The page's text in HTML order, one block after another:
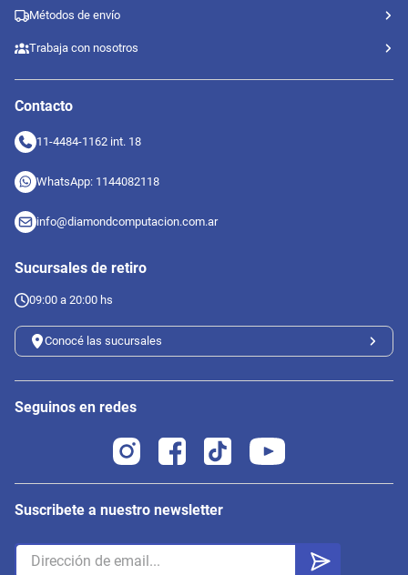
Métodos de envío
Trabaja con nosotros
Contacto
11-4484-1162 int. 18
WhatsApp: 1144082118
info@diamondcomputacion.com.ar
Sucursales de retiro
09:00 a 20:00 hs
Conocé las sucursales
Seguinos en redes
Suscribete a nuestro newsletter